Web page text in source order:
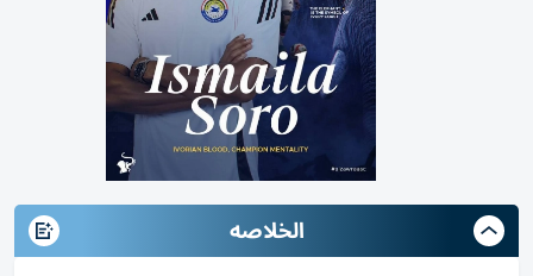
الخلاصه